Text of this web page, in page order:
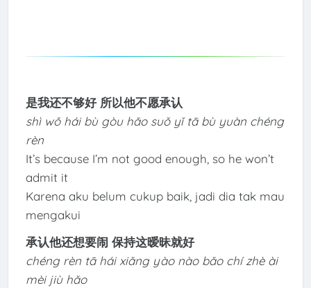
是我还不够好 所以他不愿承认
shì wǒ hái bù gòu hǎo suǒ yǐ tā bù yuàn chéng
rèn
It’s because I’m not good enough, so he won’t
admit it
Karena aku belum cukup baik, jadi dia tak mau
mengakui
承认他还想要闹 保持这暧昧就好
chéng rèn tā hái xiǎng yào nào bǎo chí zhè ài
mèi jiù hǎo